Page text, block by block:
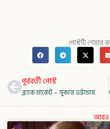
পোস্টটি শেয়ার
Prevপূর্ববর্তী পোস্ট
ব্ল্যাক মার্কেট – সুকান্ত ভট্টাচার্য
আরও